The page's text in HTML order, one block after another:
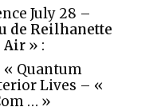
July 28 –
de Reilhanette
Air » :
Quantum
Lives – «
… »